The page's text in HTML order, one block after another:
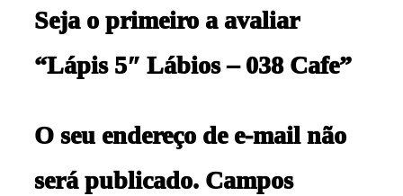
Seja o primeiro a avaliar
“Lápis 5″ Lábios – 038 Cafe”
O seu endereço de e-mail não
será publicado. Campos